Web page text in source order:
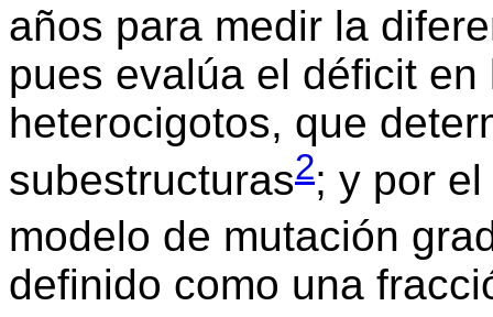
años para medir la
pues evalúa el déficit
heterocigotos, que
subestructuras2; y por
modelo de mutación
definido como una